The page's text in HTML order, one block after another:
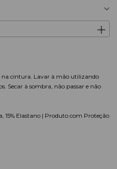
na cintura. Lavar à mão utilizando
Secar à sombra, não passar e não
15% Elastano | Produto com Proteção